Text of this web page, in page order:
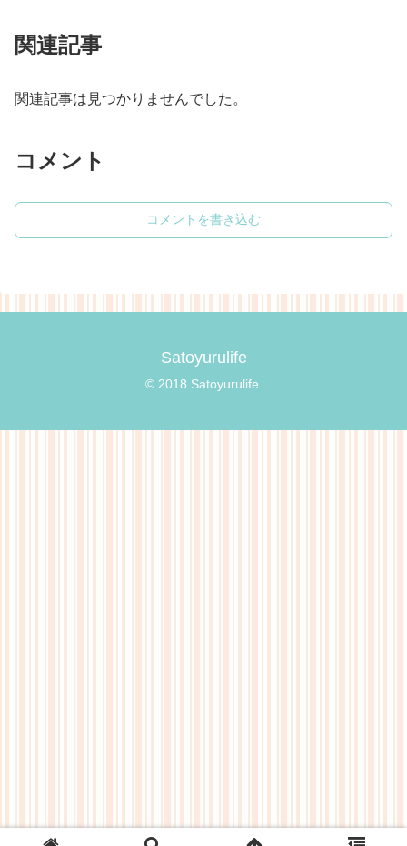
関連記事
関連記事は見つかりませんでした。
コメント
コメントを書き込む
Satoyurulife
© 2018 Satoyurulife.